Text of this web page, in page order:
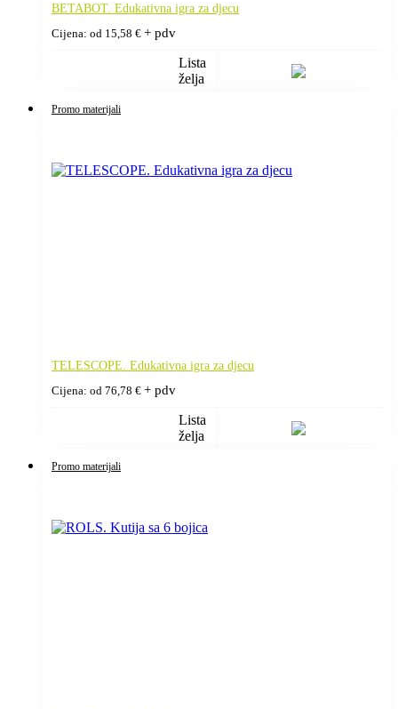
BETABOT. Edukativna igra za djecu
Cijena: od 15,58 € + pdv
Lista
želja
Promo materijali
TELESCOPE. Edukativna igra za djecu
Cijena: od 76,78 € + pdv
Lista
želja
Promo materijali